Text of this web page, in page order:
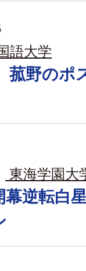
語大学
菰野の
東海学園大
逆転白